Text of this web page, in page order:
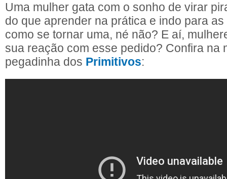
Uma mulher gata com o sonho de virar
do que aprender na prática e indo para
como se tornar uma, né não? E aí,
sua reação com esse pedido? Confira na
pegadinha dos Primitivos: